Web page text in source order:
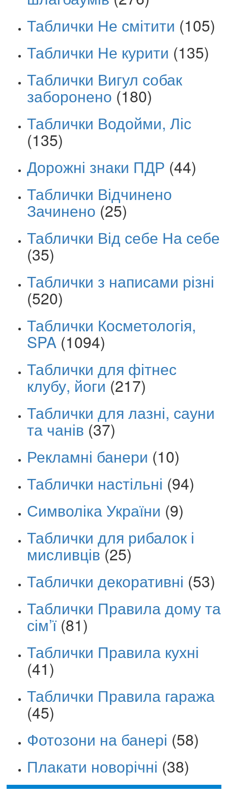
Таблички Не смітити (105)
Таблички Не курити (135)
Таблички Вигул собак
заборонено (180)
Таблички Водойми, Ліс
(135)
Дорожні знаки ПДР (44)
Таблички Відчинено
Зачинено (25)
Таблички Від себе На себе
(35)
Таблички з написами різні
(520)
Таблички Косметологія,
SPA (1094)
Таблички для фітнес
клубу, йоги (217)
Таблички для лазні, сауни
та чанів (37)
Рекламні банери (10)
Таблички настільні (94)
Символіка України (9)
Таблички для рибалок і
мисливців (25)
Таблички декоративні (53)
Таблички Правила дому та
сім’ї (81)
Таблички Правила кухні
(41)
Таблички Правила гаража
(45)
Фотозони на банері (58)
Плакати новорічні (38)